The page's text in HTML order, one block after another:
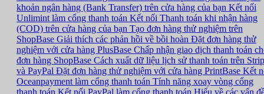
khoản ngân hàng (Bank Transfer) trên cửa hàng của bạn Kết nối
Unlimint làm cổng thanh toán Kết nối Thanh toán khi nhận hàng
(COD) trên cửa hàng của bạn Tạo đơn hàng thử nghiệm trên
ShopBase Giải thích các phản hồi về bồi hoàn Đặt đơn hàng thử
nghiệm với cửa hàng PlusBase Chấp nhận giao dịch thanh toán
đơn hàng ShopBase Cách xuất dữ liệu lịch sử thanh toán trên
và PayPal Đặt đơn hàng thử nghiệm với cửa hàng PrintBase Kết
Oceanpayment làm cổng thanh toán Tính năng xoay vòng cổng
thanh toán Kết nối PayPal làm cổng thanh toán Hiểu về các vấn